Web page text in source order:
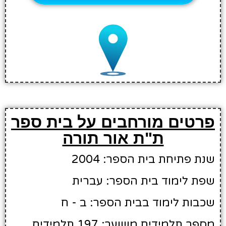
פרטים מורחבים על בית ספר
ת"ת אור תורה
שנת פתיחת בית הספר: 2004
שפת לימוד בית הספר: עברית
שכבות לימוד בבית הספר: ב - ח